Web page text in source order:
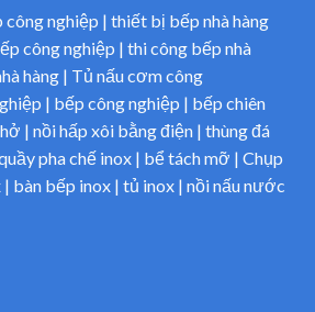
nghiệp | thiết bị bếp nhà hàng
công nghiệp | thi công bếp nhà
hàng | Tủ nấu cơm công
| bếp công nghiệp | bếp chiên
| nồi hấp xôi bằng điện | thùng đá
pha chế inox | bể tách mỡ | Chụp
bàn bếp inox | tủ inox | nồi nấu nước